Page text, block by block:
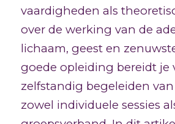
vaardigheden als
over de werking van de
lichaam, geest en
goede opleiding bereidt je
zelfstandig begeleiden
zowel individuele sessies